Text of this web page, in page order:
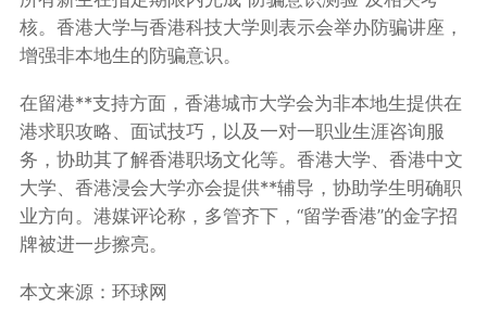
核。香港大学与香港科技大学则表示会举办防骗讲座，
增强非本地生的防骗意识。
在留港**支持方面，香港城市大学会为非本地生提供在
港求职攻略、面试技巧，以及一对一职业生涯咨询服
务，协助其了解香港职场文化等。香港大学、香港中文
大学、香港浸会大学亦会提供**辅导，协助学生明确职
业方向。港媒评论称，多管齐下，“留学香港”的金字招
牌被进一步擦亮。
本文来源：环球网